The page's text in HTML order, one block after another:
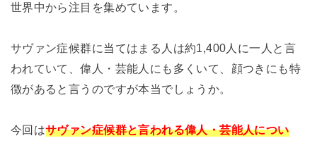
世界中から注目を集めています。
サヴァン症候群に当てはまる人は約1,400人に一人と言
われていて、偉人・芸能人にも多くいて、顔つきにも特
徴があると言うのですが本当でしょうか。
今回はサヴァン症候群と言われる偉人・芸能人につい